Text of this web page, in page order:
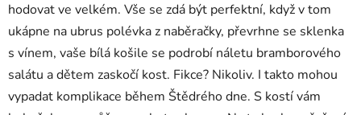
hodovat ve velkém. Vše se zdá být perfektní, když v tom
ukápne na ubrus polévka z naběračky, převrhne se sklenka
s vínem, vaše bílá košile se podrobí náletu bramborového
salátu a dětem zaskočí kost. Fikce? Nikoliv. I takto mohou
vypadat komplikace během Štědrého dne. S kostí vám